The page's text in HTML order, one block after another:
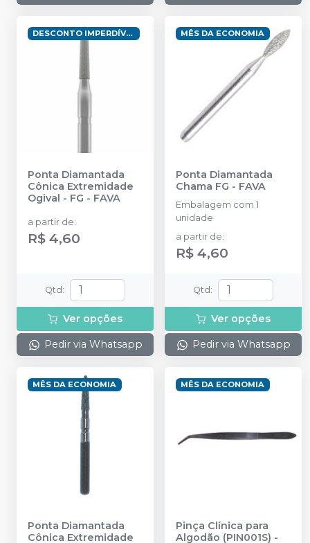
DESCONTO IMPERDÍVEL
Ponta Diamantada
Cônica Extremidade
Ogival - FG - FAVA
a partir de:
R$ 4,60
Qtd :
Ver opções
Pedir via Whatsapp
MÊS DA ECONOMIA
Ponta Diamantada
Chama FG - FAVA
Embalagem com 1
unidade
a partir de:
R$ 4,60
Qtd :
Ver opções
Pedir via Whatsapp
MÊS DA ECONOMIA
Ponta Diamantada
Cônica Extremidade
MÊS DA ECONOMIA
Pinça Clínica para
Algodão (PIN001S) -